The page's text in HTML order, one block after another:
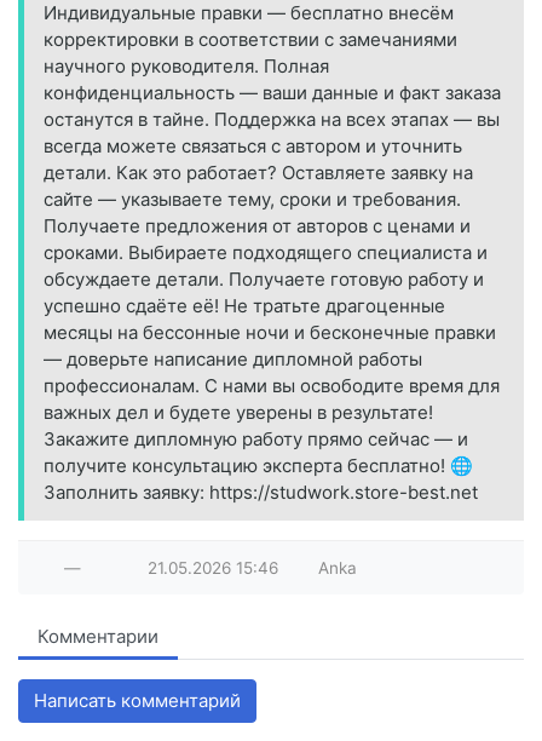
Индивидуальные правки — бесплатно внесём
корректировки в соответствии с замечаниями
научного руководителя. Полная
конфиденциальность — ваши данные и факт заказа
останутся в тайне. Поддержка на всех этапах — вы
всегда можете связаться с автором и уточнить
детали. Как это работает? Оставляете заявку на
сайте — указываете тему, сроки и требования.
Получаете предложения от авторов с ценами и
сроками. Выбираете подходящего специалиста и
обсуждаете детали. Получаете готовую работу и
успешно сдаёте её! Не тратьте драгоценные
месяцы на бессонные ночи и бесконечные правки
— доверьте написание дипломной работы
профессионалам. С нами вы освободите время для
важных дел и будете уверены в результате!
Закажите дипломную работу прямо сейчас — и
получите консультацию эксперта бесплатно! 🌐
Заполнить заявку: https://studwork.store-best.net
— 21.05.2026 15:46 Anka
Комментарии
Написать комментарий